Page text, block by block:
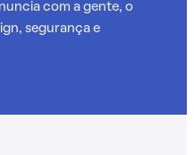
com a gente, o
segurança e